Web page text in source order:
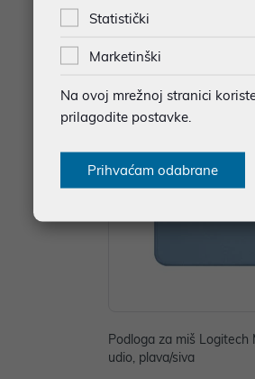
49,00 €
Podloga za miš Logitech
udio, plava/siva
Statistički
Marketinški
Na ovoj mrežnoj stranici
prilagodite postavke.
Prihvaćam odabrane